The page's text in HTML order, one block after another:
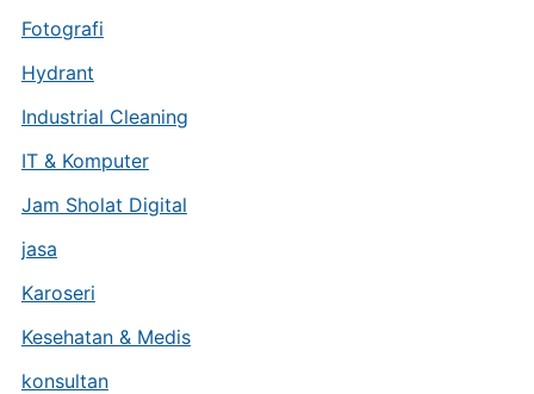
Fotografi
Hydrant
Industrial Cleaning
IT & Komputer
Jam Sholat Digital
jasa
Karoseri
Kesehatan & Medis
konsultan